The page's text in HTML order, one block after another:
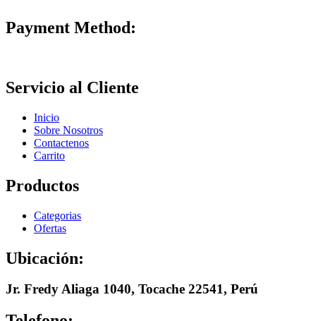
Payment Method:
Servicio al Cliente
Inicio
Sobre Nosotros
Contactenos
Carrito
Productos
Categorias
Ofertas
Ubicación:
Jr. Fredy Aliaga 1040, Tocache 22541, Perú